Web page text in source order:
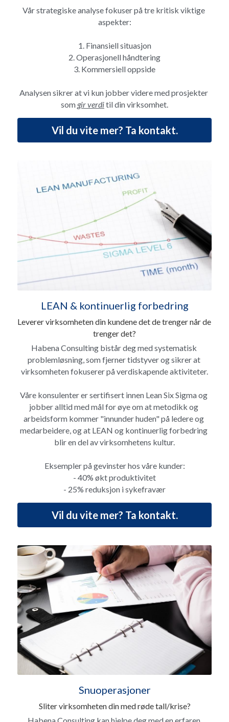
Vår strategiske analyse fokuser på tre kritisk viktige
aspekter:
1. Finansiell situasjon
2. Operasjonell håndtering
3. Kommersiell oppside
Analysen sikrer at vi kun jobber videre med prosjekter
som gir verdi til din virksomhet.
Vil du vite mer? Ta kontakt.
LEAN & kontinuerlig forbedring
Leverer virksomheten din kundene det de trenger når de
trenger det?
Habena Consulting bistår deg med systematisk
problemløsning, som fjerner tidstyver og sikrer at
virksomheten fokuserer på verdiskapende aktiviteter.
Våre konsulenter er sertifisert innen Lean Six Sigma og
jobber alltid med mål for øye om at metodikk og
arbeidsform kommer "innunder huden" på ledere og
medarbeidere, og at LEAN og kontinuerlig forbedring
blir en del av virksomhetens kultur.
Eksempler på gevinster hos våre kunder:
- 40% økt produktivitet
- 25% reduksjon i sykefravær
Vil du vite mer? Ta kontakt.
Snuoperasjoner
Sliter virksomheten din med røde tall/krise?